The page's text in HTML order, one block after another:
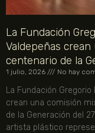
La Fundación
Valdepeñas
centenario de la
1 julio, 2026 No hay
La Fundación
crean una comisión
de la Generación del
artista plástico